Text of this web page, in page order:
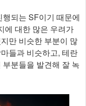
되는 SF이기 때문에
에 대한 많은 우려가
만 비슷한 부분이 많
들과 비슷하고, 테란
분들을 발견해 잘 녹